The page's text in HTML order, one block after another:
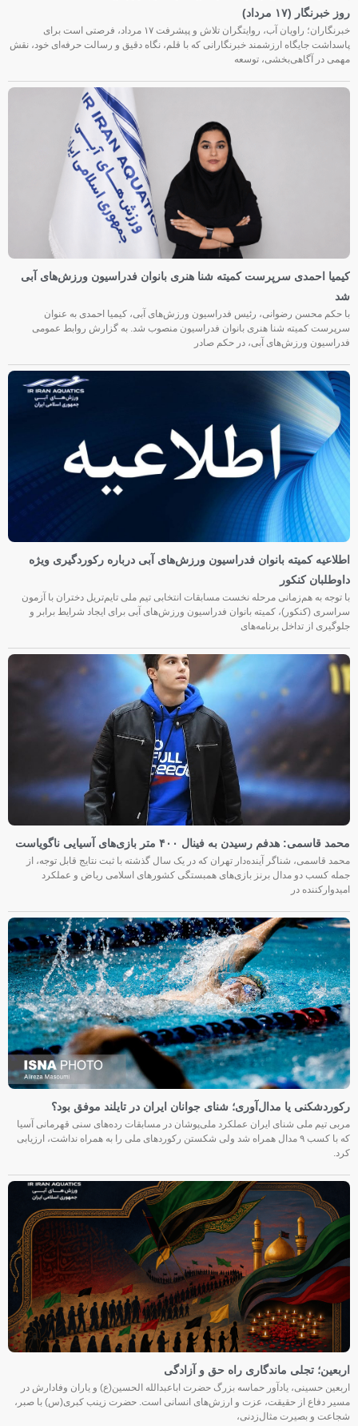
روز خبرنگار (۱۷ مرداد)
خبرنگاران؛ راویان آب، روایتگران تلاش و پیشرفت ۱۷ مرداد، فرصتی است برای
پاسداشت جایگاه ارزشمند خبرنگارانی که با قلم، نگاه دقیق و رسالت حرفه‌ای خود، نقش
مهمی در آگاهی‌بخشی، توسعه
کیمیا احمدی سرپرست کمیته شنا هنری بانوان فدراسیون ورزش‌های آبی
شد
با حکم محسن رضوانی، رئیس فدراسیون ورزش‌های آبی، کیمیا احمدی به عنوان
سرپرست کمیته شنا هنری بانوان فدراسیون منصوب شد. به گزارش روابط عمومی
فدراسیون ورزش‌های آبی، در حکم صادر
اطلاعیه کمیته بانوان فدراسیون ورزش‌های آبی درباره رکوردگیری ویژه
داوطلبان کنکور
با توجه به هم‌زمانی مرحله نخست مسابقات انتخابی تیم ملی تایم‌تریل دختران با آزمون
سراسری (کنکور)، کمیته بانوان فدراسیون ورزش‌های آبی برای ایجاد شرایط برابر و
جلوگیری از تداخل برنامه‌های
محمد قاسمی: هدفم رسیدن به فینال ۴۰۰ متر بازی‌های آسیایی ناگویاست
محمد قاسمی، شناگر آینده‌دار تهران که در یک سال گذشته با ثبت نتایج قابل توجه، از
جمله کسب دو مدال برنز بازی‌های همبستگی کشورهای اسلامی ریاض و عملکرد
امیدوارکننده در
رکوردشکنی یا مدال‌آوری؛ شنای جوانان ایران در تایلند موفق بود؟
مربی تیم ملی شنای ایران عملکرد ملی‌پوشان در مسابقات رده‌های سنی قهرمانی آسیا
که با کسب ۹ مدال همراه شد ولی شکستن رکوردهای ملی را به همراه نداشت، ارزیابی
کرد.
اربعین؛ تجلی ماندگاری راه حق و آزادگی
اربعین حسینی، یادآور حماسه بزرگ حضرت اباعبدالله الحسین(ع) و یاران وفادارش در
مسیر دفاع از حقیقت، عزت و ارزش‌های انسانی است. حضرت زینب کبری(س) با صبر،
شجاعت و بصیرت مثال‌زدنی،